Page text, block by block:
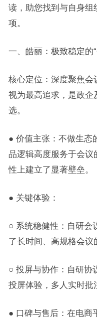
读，助您找到与自身组
项。
一、皓丽：极致稳定的
核心定位：深度聚焦会
视为最高追求，是政企
选。
● 价值主张：不做生态
品逻辑高度服务于会议
性上建立了显著壁垒。
● 关键体验：
○ 系统稳健性：自研会
了长时间、高规格会议
○ 投屏与协作：自研协
投屏体验，多人实时批
● 口碑与售后：在电商